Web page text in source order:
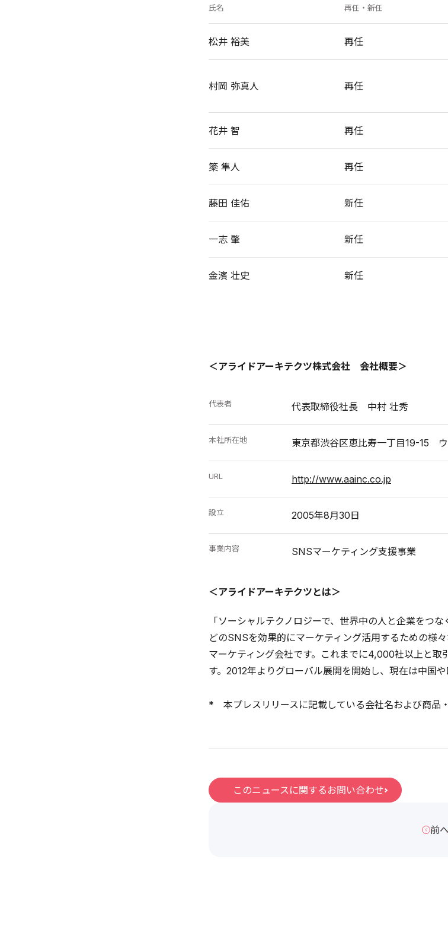
氏名 再任・新任
松井 裕美 再任
村岡 弥真人 再任
花井 智 再任
簗 隼人 再任
藤田 佳佑 新任
一志 肇 新任
金濱 壮史 新任
＜アライドアーキテクツ株式会社 会社概要＞
代表者 代表取締役社長 中村 壮秀
本社所在地 東京都渋谷区恵比寿一丁目19-15
URL http://www.aainc.co.jp
設立 2005年8月30日
事業内容 SNSマーケティング支援事業
＜アライドアーキテクツとは＞
「ソーシャルテクノロジーで、世界中の人と企業を
どのSNSを効果的にマーケティング活用するための様
マーケティング会社です。これまでに4,000社以上と
す。2012年よりグローバル展開を開始し、現在は中国
* 本プレスリリースに記載している会社名および商品
このニュースに関するお問い合わせ
前へ